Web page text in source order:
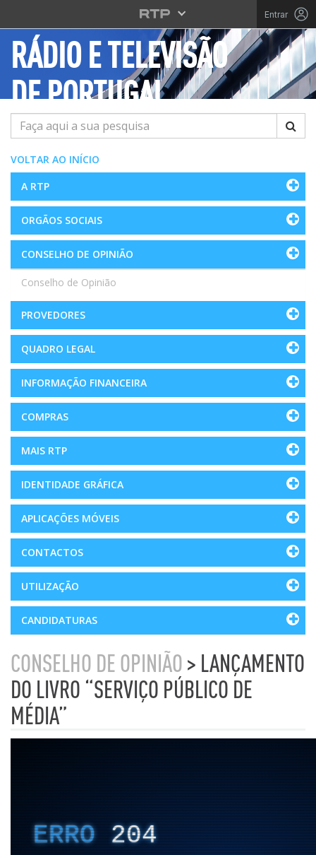
Saltar para o conteúdo principal
Entrar
RÁDIO E TELEVISÃO
DE PORTUGAL
Pesquisar
VOLTAR AO INÍCIO
A RTP
ORGÃOS SOCIAIS
CONSELHO DE OPINIÃO
Conselho de Opinião
PROVEDORES
QUADRO LEGAL
INFORMAÇÃO FINANCEIRA
COMPRAS
MAIS RTP
IDENTIDADE GRÁFICA
APLICAÇÕES MÓVEIS
CONTACTOS
UTILIZAÇÃO
CANDIDATURAS
CONSELHO DE OPINIÃO > LANÇAMENTO
DO LIVRO “SERVIÇO PÚBLICO DE
MÉDIA”